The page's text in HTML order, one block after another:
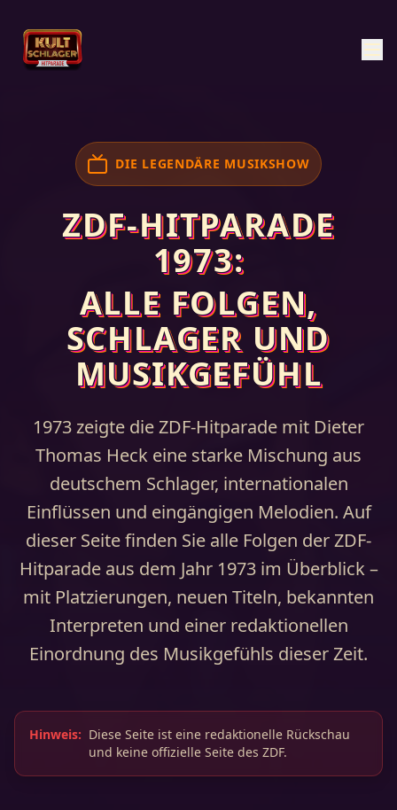
DIE LEGENDÄRE MUSIKSHOW
ZDF-HITPARADE
1973:
ALLE FOLGEN,
SCHLAGER UND
MUSIKGEFÜHL
1973 zeigte die ZDF-Hitparade mit Dieter
Thomas Heck eine starke Mischung aus
deutschem Schlager, internationalen
Einflüssen und eingängigen Melodien. Auf
dieser Seite finden Sie alle Folgen der ZDF-
Hitparade aus dem Jahr 1973 im Überblick –
mit Platzierungen, neuen Titeln, bekannten
Interpreten und einer redaktionellen
Einordnung des Musikgefühls dieser Zeit.
Hinweis: Diese Seite ist eine redaktionelle Rückschau
und keine offizielle Seite des ZDF.